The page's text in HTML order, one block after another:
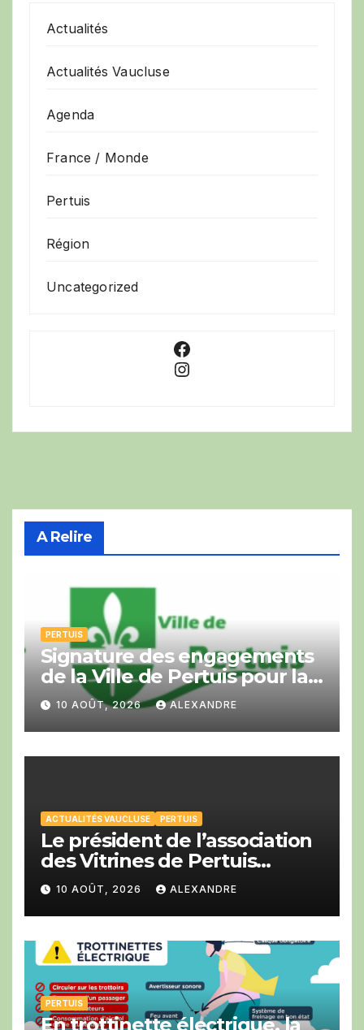
Actualités
Actualités Vaucluse
Agenda
France / Monde
Pertuis
Région
Uncategorized
Facebook
Instagram
A Relire
PERTUIS
Signature des engagements
de la Ville de Pertuis pour la
Cop Bike Ride
10 AOÛT, 2026 ALEXANDRE
ACTUALITÉS VAUCLUSE PERTUIS
Le président de l’association
des Vitrines de Pertuis
Franck Girard a été élu à la
CCI du Vaucluse.
10 AOÛT, 2026 ALEXANDRE
PERTUIS
En trottinette électrique, la